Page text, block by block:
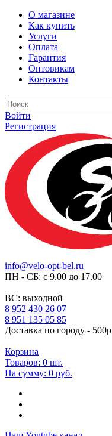
О магазине
Как купить
Услуги
Оплата
Гарантия
Оптовикам
Контакты
Войти
Регистрация
info@velo-opt-bel.ru
ПН - СБ: с 9.00 до 17.00
ВС: выходной
8 952 430 26 07
8 951 135 05 85
Доставка по городу - 500р
Корзина
Товаров: 0 шт.
На сумму: 0 руб.